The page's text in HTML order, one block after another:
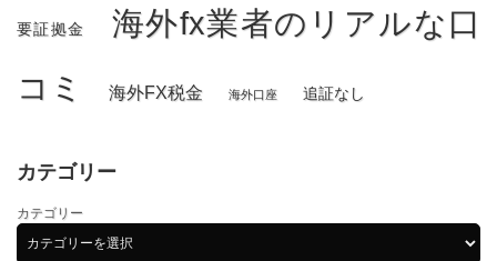
要証拠金
海外fx業者のリアルな口
コミ
海外FX税金 海外口座 追証なし
カテゴリー
カテゴリー